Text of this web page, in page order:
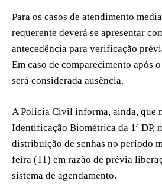
Para os casos de atendimento
requerente deverá se apresentar
antecedência para verificação
Em caso de comparecimento após
será considerada ausência.
A Polícia Civil informa, ainda, que
Identificação Biométrica da 1ª DP,
distribuição de senhas no período
feira (11) em razão de prévia
sistema de agendamento.